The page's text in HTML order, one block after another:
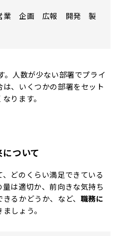
業 企画 広報 開発 製
人数が少ない部署でプライ
、いくつかの部署をセット
ります。
ついて
どのくらい満足できている
は適切か、前向きな気持ち
るかどうか、など、 職務に
しょう。